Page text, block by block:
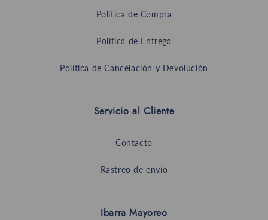
Política de Compra
Política de Entrega
Política de Cancelación y Devolución
Servicio al Cliente
Contacto
Rastreo de envío
Ibarra Mayoreo